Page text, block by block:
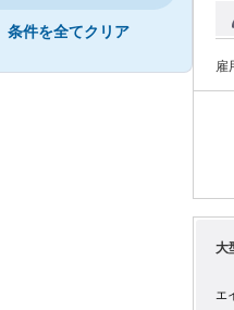
条件を全てクリア
場
す
で
で
な
雇
大
エ